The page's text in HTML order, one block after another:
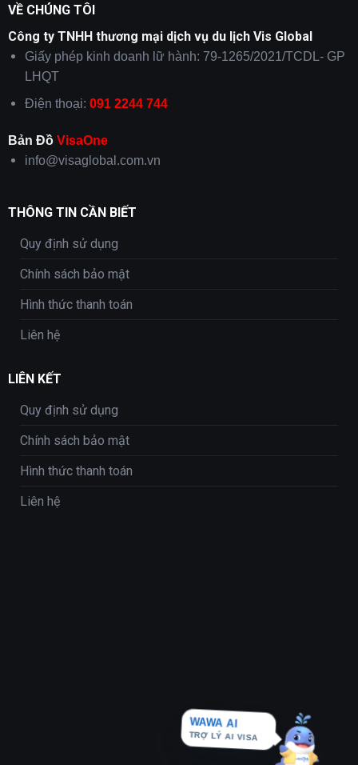
WAWA AI
TRỢ LÝ AI VISA
VỀ CHÚNG TÔI
Công ty TNHH thương mại dịch vụ du lịch Vis Global
Giấy phép kinh doanh lữ hành: 79-1265/2021/TCDL- GP
LHQT
Điện thoại: 091 2244 744
Bản Đồ VisaOne
info@visaglobal.com.vn
THÔNG TIN CẦN BIẾT
Quy định sử dụng
Chính sách bảo mật
Hình thức thanh toán
Liên hệ
LIÊN KẾT
Quy định sử dụng
Chính sách bảo mật
Hình thức thanh toán
Liên hệ